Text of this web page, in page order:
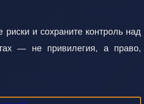
и сохраните контроль над
— не привилегия, а право,